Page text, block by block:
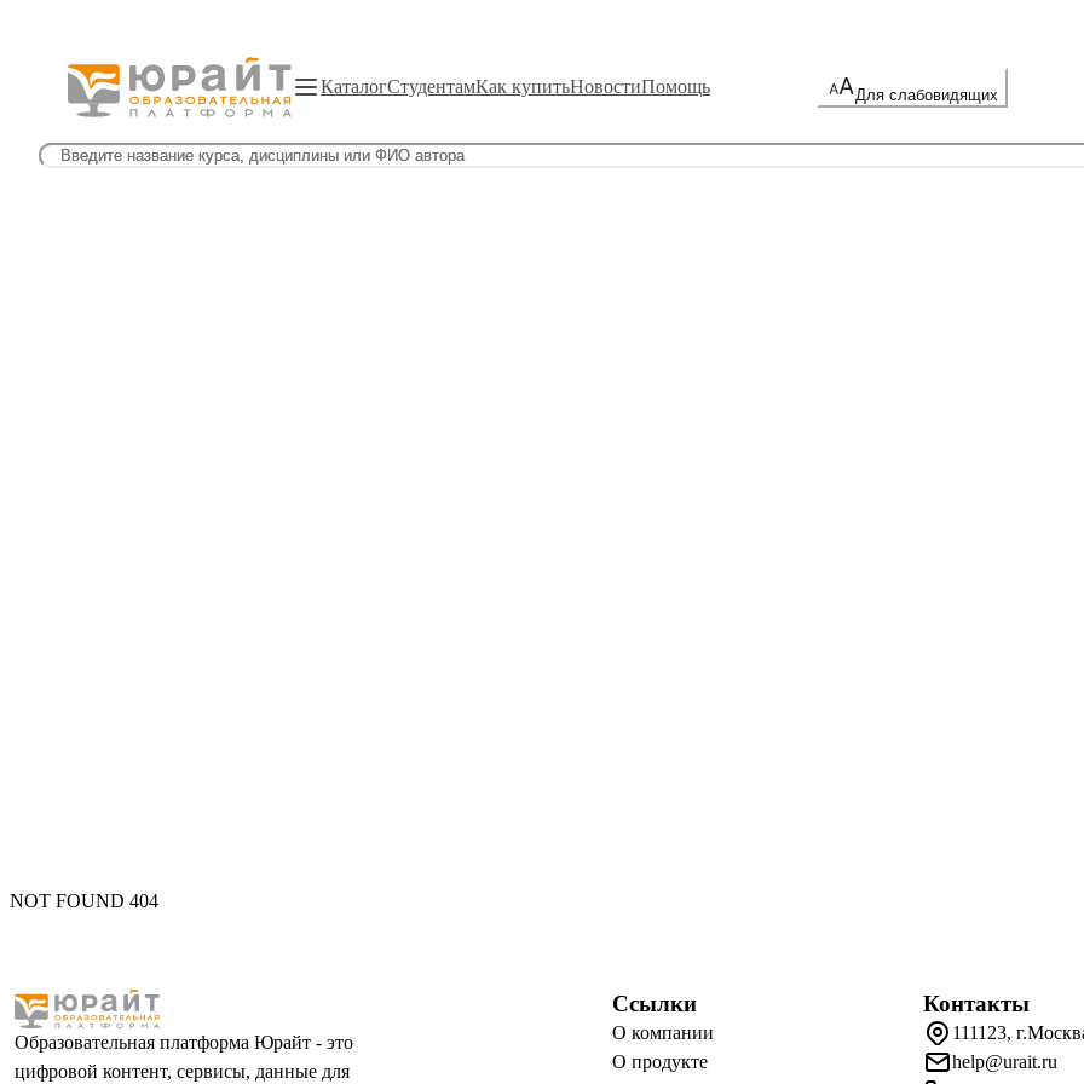
КаталогСтудентамКак купитьНовостиПомощь Для слабовидящих
NOT FOUND 404
Образовательная платформа Юрайт - это
цифровой контент, сервисы, данные для
Ссылки
О компании
О продукте
Контакты
111123,
help@urait.ru